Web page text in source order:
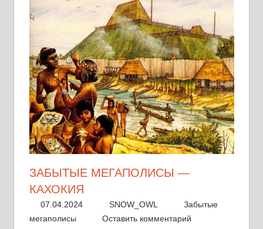
коренных
народов.
Истории,
традиции
знания,
передаваемые
поколения
поколение.
ЗАБЫТЫЕ МЕГАПОЛИСЫ —
КАХОКИЯ
07.04.2024 SNOW_OWL
Забытые
мегаполисы
Оставить комментарий